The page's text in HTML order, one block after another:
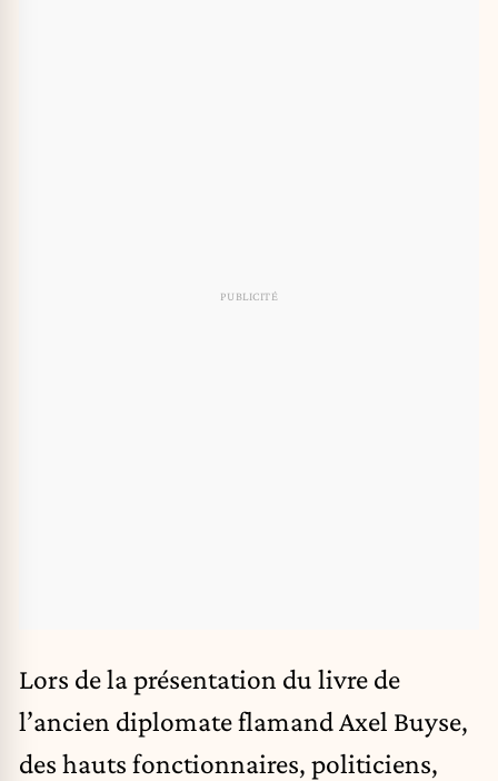
Lors de la présentation du livre de
l’ancien diplomate flamand Axel Buyse,
des hauts fonctionnaires, politiciens,